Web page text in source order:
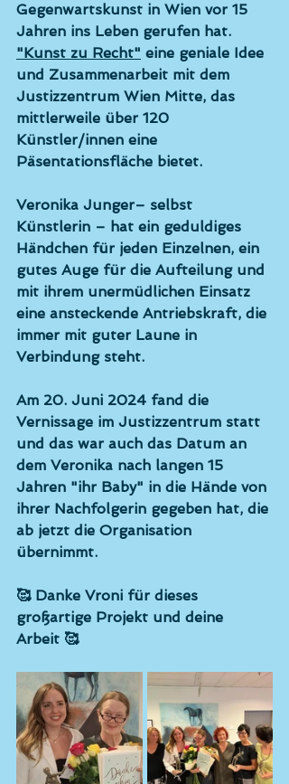
Gegenwartskunst in Wien vor 15
Jahren ins Leben gerufen hat.
"Kunst zu Recht" eine geniale Idee
und Zusammenarbeit mit dem
Justizzentrum Wien Mitte, das
mittlerweile über 120
Künstler/innen eine
Päsentationsfläche bietet.
Veronika Junger– selbst
Künstlerin – hat ein geduldiges
Händchen für jeden Einzelnen, ein
gutes Auge für die Aufteilung und
mit ihrem unermüdlichen Einsatz
eine ansteckende Antriebskraft, die
immer mit guter Laune in
Verbindung steht.
Am 20. Juni 2024 fand die
Vernissage im Justizzentrum statt
und das war auch das Datum an
dem Veronika nach langen 15
Jahren "ihr Baby" in die Hände von
ihrer Nachfolgerin gegeben hat, die
ab jetzt die Organisation
übernimmt.
🥰 Danke Vroni für dieses
großartige Projekt und deine
Arbeit 🥰